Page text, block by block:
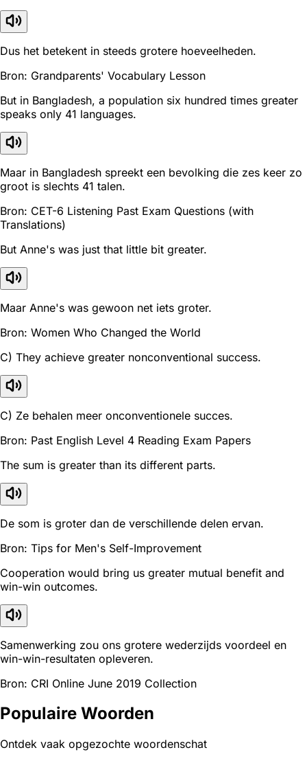
Dus het betekent in steeds grotere hoeveelheden.
Bron: Grandparents' Vocabulary Lesson
But in Bangladesh, a population six hundred times greater
speaks only 41 languages.
Maar in Bangladesh spreekt een bevolking die zes keer zo
groot is slechts 41 talen.
Bron: CET-6 Listening Past Exam Questions (with
Translations)
But Anne's was just that little bit greater.
Maar Anne's was gewoon net iets groter.
Bron: Women Who Changed the World
C) They achieve greater nonconventional success.
C) Ze behalen meer onconventionele succes.
Bron: Past English Level 4 Reading Exam Papers
The sum is greater than its different parts.
De som is groter dan de verschillende delen ervan.
Bron: Tips for Men's Self-Improvement
Cooperation would bring us greater mutual benefit and
win-win outcomes.
Samenwerking zou ons grotere wederzijds voordeel en
win-win-resultaten opleveren.
Bron: CRI Online June 2019 Collection
Populaire Woorden
Ontdek vaak opgezochte woordenschat